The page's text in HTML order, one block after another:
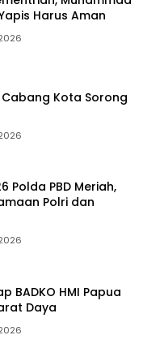
Harus Aman
Cabang Kota Sorong
Polda PBD Meriah,
Polri dan
BADKO HMI Papua
Daya